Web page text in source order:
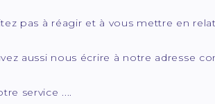
pas à réagir et à vous mettre en
aussi nous écrire à notre adresse
service ....